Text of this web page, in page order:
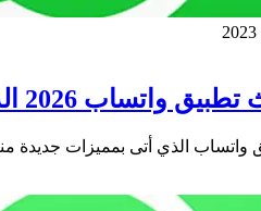
الذي أتى بمميزات جديدة غير مسبوقة
واتساب الذي أتى بمميزات جديدة